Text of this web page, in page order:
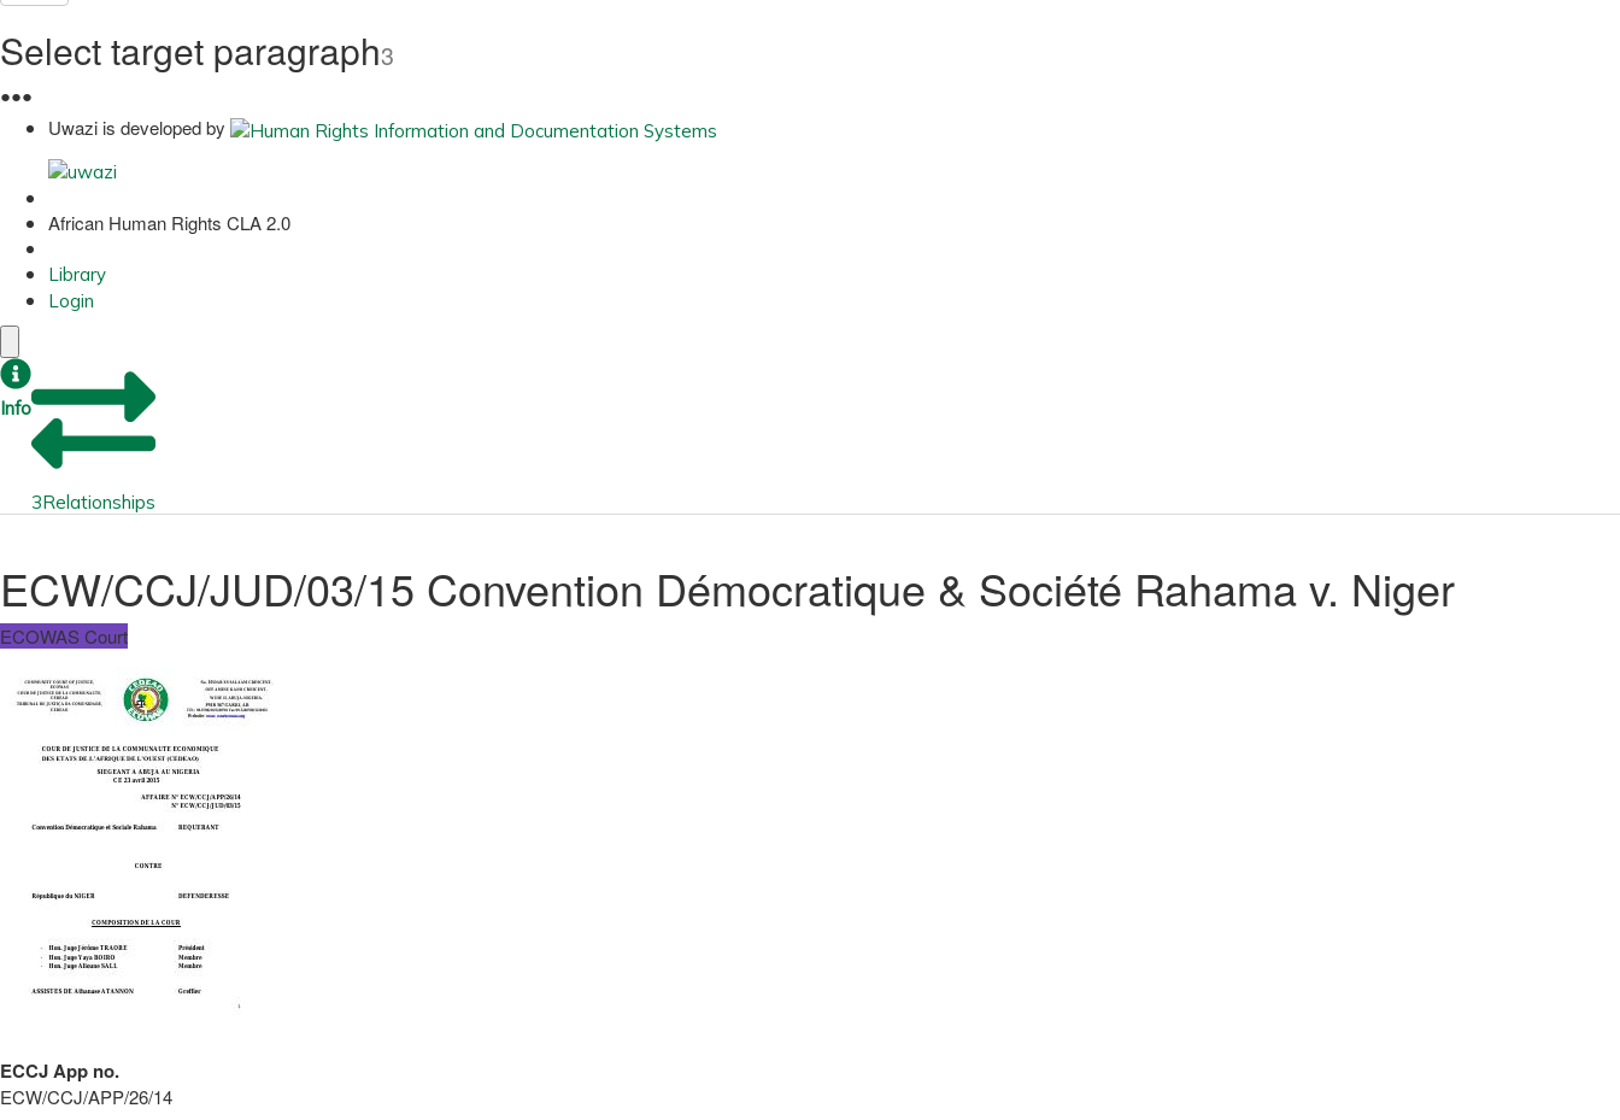
Select target paragraph3
●●●
Uwazi is developed by
African Human Rights CLA 2.0
Library
Login
Info
3Relationships
ECW/CCJ/JUD/03/15 Convention Démocratique & Société Rahama v. Niger
ECOWAS Court
ECCJ App no.
ECW/CCJ/APP/26/14